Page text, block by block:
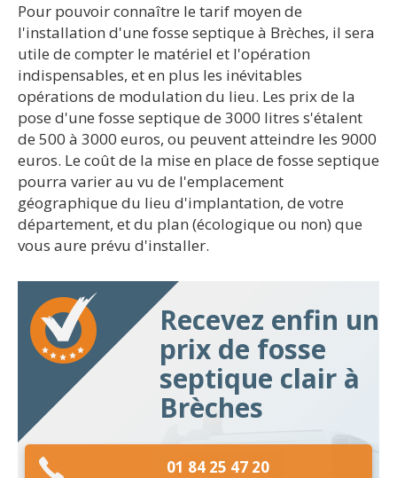
Pour pouvoir connaître le tarif moyen de
l'installation d'une fosse septique à Brèches, il sera
utile de compter le matériel et l'opération
indispensables, et en plus les inévitables
opérations de modulation du lieu. Les prix de la
pose d'une fosse septique de 3000 litres s'étalent
de 500 à 3000 euros, ou peuvent atteindre les 9000
euros. Le coût de la mise en place de fosse septique
pourra varier au vu de l'emplacement
géographique du lieu d'implantation, de votre
département, et du plan (écologique ou non) que
vous aure prévu d'installer.
Recevez enfin un
prix de fosse
septique clair à
Brèches
01 84 25 47 20